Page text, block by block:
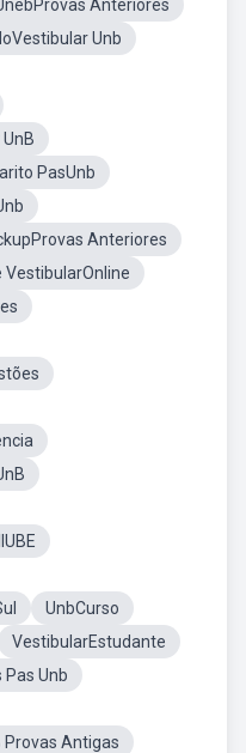
Anteriores
Unb
PasUnb
Anteriores
VestibularOnline
UnbCurso
VestibularEstudante
Unb
Provas Antigas